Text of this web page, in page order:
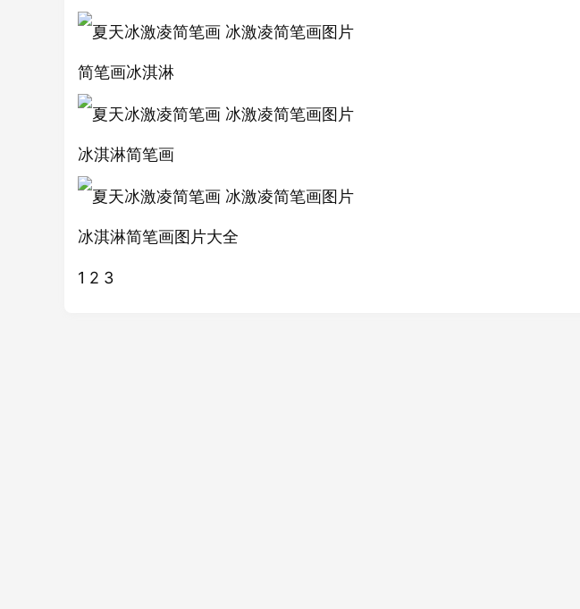
简笔画冰淇淋
冰淇淋简笔画
冰淇淋简笔画图片大全
1 2 3